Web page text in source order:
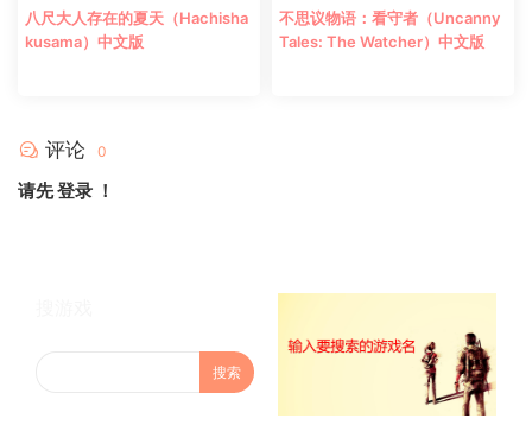
八尺大人存在的夏天（Hachisha
kusama）中文版
不思议物语：看守者（Uncanny
Tales: The Watcher）中文版
评论 0
请先登录 ！